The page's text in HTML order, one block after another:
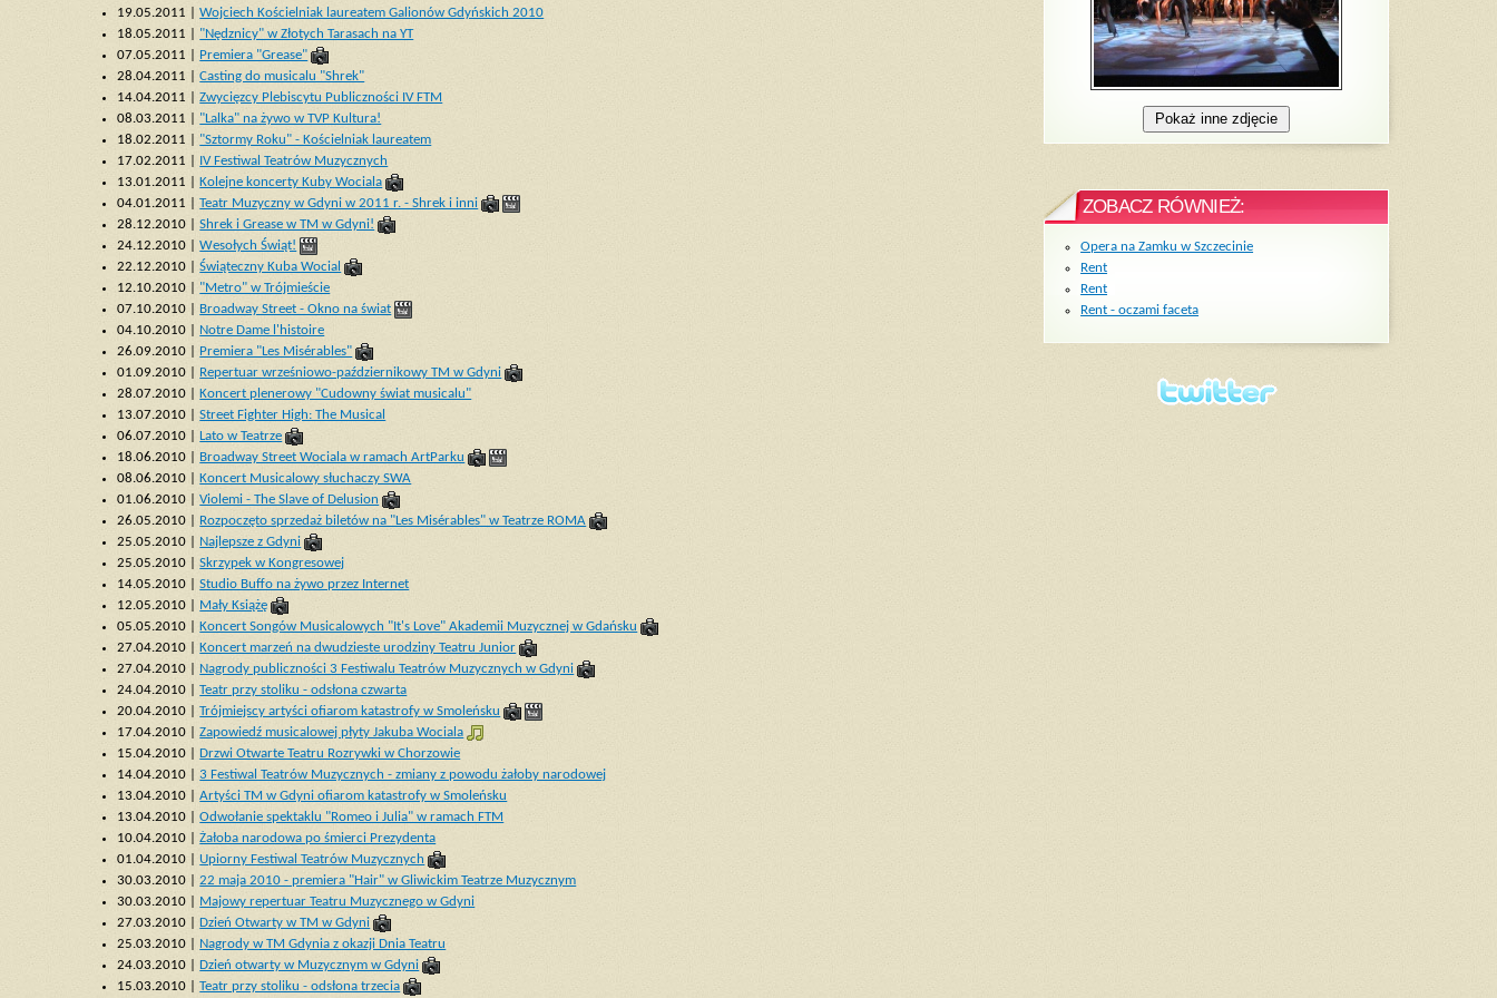
19.05.2011 |Wojciech Kościelniak laureatem Galionów Gdyńskich 2010
18.05.2011 | "Nędznicy" w Złotych Tarasach na YT
07.05.2011 | Premiera "Grease"
28.04.2011 |Casting do musicalu "Shrek"
14.04.2011 |Zwycięzcy Plebiscytu Publiczności IV FTM
08.03.2011 | "Lalka" na żywo w TVP Kultura!
18.02.2011 | "Sztormy Roku" - Kościelniak laureatem
17.02.2011 | IV Festiwal Teatrów Muzycznych
13.01.2011 |Kolejne koncerty Kuby Wociala
04.01.2011 |Teatr Muzyczny w Gdyni w 2011 r. - Shrek i inni
28.12.2010 |Shrek i Grease w TM w Gdyni!
24.12.2010 |Wesołych Świąt!
22.12.2010 |Świąteczny Kuba Wocial
12.10.2010 | "Metro" w Trójmieście
07.10.2010 |Broadway Street - Okno na świat
04.10.2010 | Notre Dame l'histoire
26.09.2010 | Premiera "Les Misérables"
01.09.2010 | Repertuar wrześniowo-październikowy TM w Gdyni
28.07.2010 |Koncert plenerowy "Cudowny świat musicalu"
13.07.2010 |Street Fighter High: The Musical
06.07.2010 |Lato w Teatrze
18.06.2010 | Broadway Street Wociala w ramach ArtParku
08.06.2010 |Koncert Musicalowy słuchaczy SWA
01.06.2010 |Violemi - The Slave of Delusion
26.05.2010 | Rozpoczęto sprzedaż biletów na "Les Misérables" w Teatrze ROMA
25.05.2010 | Najlepsze z Gdyni
25.05.2010 |Skrzypek w Kongresowej
14.05.2010 |Studio Buffo na żywo przez Internet
12.05.2010 | Mały Książę
05.05.2010 |Koncert Songów Musicalowych "It's Love" Akademii Muzycznej w Gdańsku
27.04.2010 |Koncert marzeń na dwudzieste urodziny Teatru Junior
27.04.2010 | Nagrody publiczności 3 Festiwalu Teatrów Muzycznych w Gdyni
24.04.2010 |Teatr przy stoliku - odsłona czwarta
20.04.2010 |Trójmiejscy artyści ofiarom katastrofy w Smoleńsku
17.04.2010 |Zapowiedź musicalowej płyty Jakuba Wociala
15.04.2010 |Drzwi Otwarte Teatru Rozrywki w Chorzowie
14.04.2010 |3 Festiwal Teatrów Muzycznych - zmiany z powodu żałoby narodowej
13.04.2010 |Artyści TM w Gdyni ofiarom katastrofy w Smoleńsku
13.04.2010 |Odwołanie spektaklu "Romeo i Julia" w ramach FTM
10.04.2010 |Żałoba narodowa po śmierci Prezydenta
01.04.2010 |Upiorny Festiwal Teatrów Muzycznych
30.03.2010 |22 maja 2010 - premiera "Hair" w Gliwickim Teatrze Muzycznym
30.03.2010 | Majowy repertuar Teatru Muzycznego w Gdyni
27.03.2010 |Dzień Otwarty w TM w Gdyni
25.03.2010 | Nagrody w TM Gdynia z okazji Dnia Teatru
24.03.2010 |Dzień otwarty w Muzycznym w Gdyni
15.03.2010 |Teatr przy stoliku - odsłona trzecia
ZOBACZ RÓWNIEŻ:
Opera na Zamku w Szczecinie
Rent
Rent
Rent - oczami faceta